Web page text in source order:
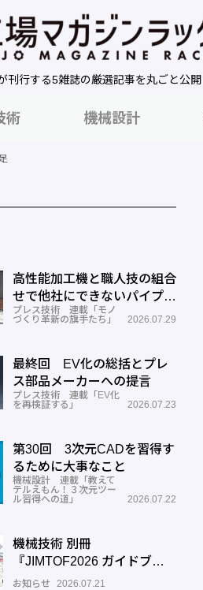
刊行する5雑誌の厳選記事を丸ごと公開
術 機械設計
ラック｜日刊工業新聞社
高性能加工機と職人技の組合
せで他社にできないパイプ曲
げを実現―ミナミ技研
プレス技術 連載「モノ
づくり革新の旗手たち」
2026.07.29
最終回 EV化の総括とプレ
ス部品メーカーへの提言
プレス技術 連載「EV化
を再検証する」
2026.07.23
第30回 3次元CADを習得す
るために大事なこと
機械設計 連載「教えて
テルえもん！３次元ツー
ル習得への道」
2026.07.22
機械技術 別冊
『JIMTOF2026 ガイドブッ
ク』出展機種ガイドご入力の
お知らせ 2026.07.21